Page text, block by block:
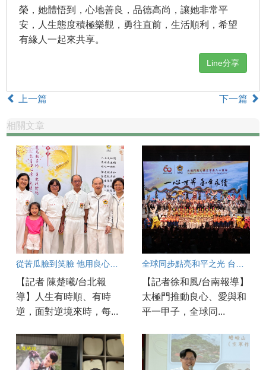
榮，她體悟到，心地善良，品德高尚，讓她非常平
安，人生態度積極樂觀，勇往直前，生活順利，希望
有緣人一起來共享。
Line分享
上一篇 下一篇
相關文章
【記者 陳楚曦/台北報
導】人生有時順、有時
逆，面對逆境來時，每...
【記者徐和風/台南報導】
太極門推動良心、愛與和
平一甲子，全球同...